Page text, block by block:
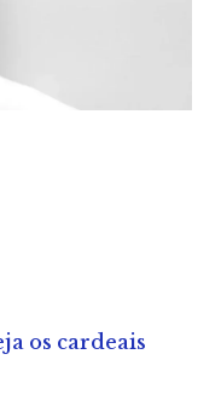
os cardeais